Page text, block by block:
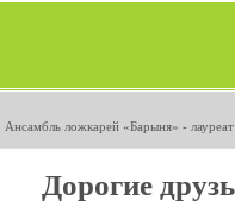
Ансамбль ложкарей «Барыня» -
Дорогие